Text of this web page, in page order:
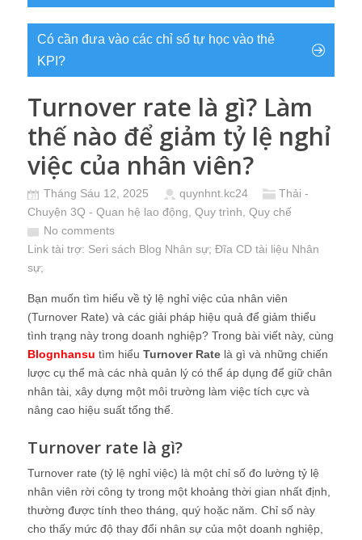
Có cần đưa vào các chỉ số tự học vào thẻ
KPI?
Turnover rate là gì? Làm
thế nào để giảm tỷ lệ nghỉ
việc của nhân viên?
Tháng Sáu 12, 2025 quynhnt.kc24
Thải -
Chuyện 3Q - Quan hệ lao động, Quy trình, Quy chế
No comments
Link tài trợ: Seri sách Blog Nhân sự; Đĩa CD tài liệu Nhân
sự;
Bạn muốn tìm hiểu về tỷ lệ nghỉ việc của nhân viên
(Turnover Rate) và các giải pháp hiệu quả để giảm thiểu
tình trạng này trong doanh nghiệp? Trong bài viết này, cùng
Blognhansu tìm hiểu Turnover Rate là gì và những chiến
lược cụ thể mà các nhà quản lý có thể áp dụng để giữ chân
nhân tài, xây dựng một môi trường làm việc tích cực và
nâng cao hiệu suất tổng thể.
Turnover rate là gì?
Turnover rate (tỷ lệ nghỉ việc) là một chỉ số đo lường tỷ lệ
nhân viên rời công ty trong một khoảng thời gian nhất định,
thường được tính theo tháng, quý hoặc năm. Chỉ số này
cho thấy mức độ thay đổi nhân sự của một doanh nghiệp,